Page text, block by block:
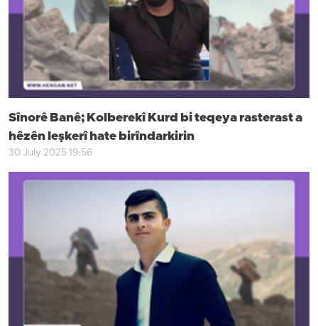
Sînorê Banê; Kolberekî Kurd bi teqeya rasterast a
hêzên leşkerî hate birîndarkirin
30 July 2025 19:56